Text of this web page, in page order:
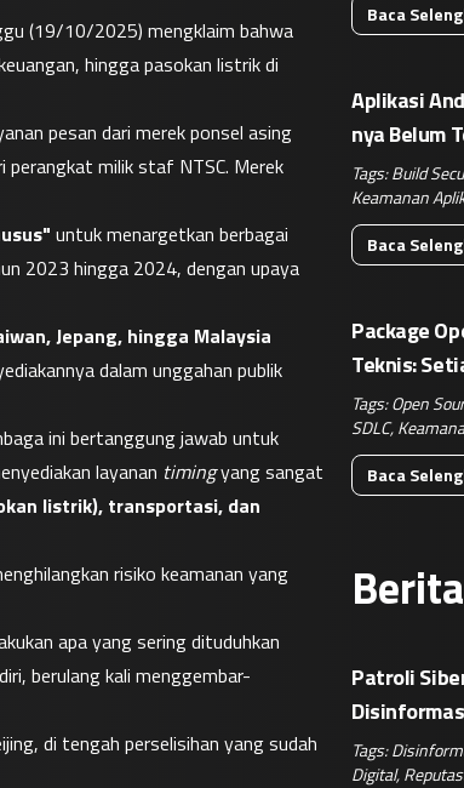
(19/10/2025) mengklaim bahwa
hingga pasokan listrik di
pesan dari merek ponsel asing
perangkat milik staf NTSC. Merek
untuk menargetkan berbagai
2023 hingga 2024, dengan upaya
Jepang, hingga Malaysia
dalam unggahan publik
ini bertanggung jawab untuk
layanan timing yang sangat
listrik), transportasi, dan
risiko keamanan yang
apa yang sering dituduhkan
berulang kali menggembar-
di tengah perselisihan yang sudah
Baca
Aplikasi
nya Belum
Tags:Build
Keamanan
Baca
Package
Teknis:
Bisnis
Tags:Open
SDLC,
Baca
Patroli
Tags:
Digital,